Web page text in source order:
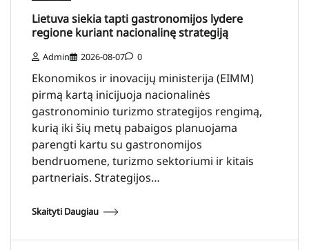
Lietuva siekia tapti gastronomijos lydere
regione kuriant nacionalinę strategiją
Admin 2026-08-07 0
Ekonomikos ir inovacijų ministerija (EIMM)
pirmą kartą inicijuoja nacionalinės
gastronominio turizmo strategijos rengimą,
kurią iki šių metų pabaigos planuojama
parengti kartu su gastronomijos
bendruomene, turizmo sektoriumi ir kitais
partneriais. Strategijos…
Skaityti Daugiau